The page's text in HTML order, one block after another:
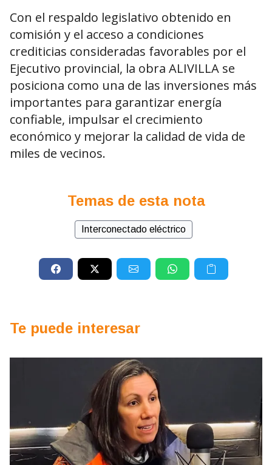
Con el respaldo legislativo obtenido en
comisión y el acceso a condiciones
crediticias consideradas favorables por el
Ejecutivo provincial, la obra ALIVILLA se
posiciona como una de las inversiones más
importantes para garantizar energía
confiable, impulsar el crecimiento
económico y mejorar la calidad de vida de
miles de vecinos.
Temas de esta nota
Interconectado eléctrico
Te puede interesar